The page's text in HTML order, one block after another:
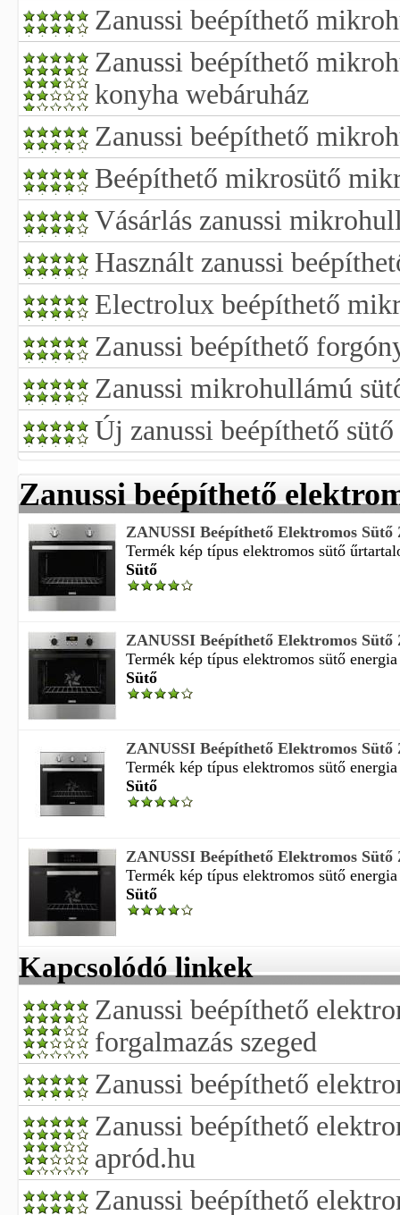
Zanussi beépíthető
Zanussi beépíthető
konyha webáruház
Zanussi beépíthető
Beépíthető mikrosütő
Vásárlás zanussi
Használt zanussi
Electrolux beépíthető
Zanussi beépíthető
Zanussi mikrohullámú
Új zanussi beépíthető
Zanussi beépíthető
ZANUSSI Beépíthető Elektromos Sütő
Termék kép típus elektromos sütő
Sütő
ZANUSSI Beépíthető Elektromos Sütő
Termék kép típus elektromos sütő
Sütő
ZANUSSI Beépíthető Elektromos Sütő
Termék kép típus elektromos sütő
Sütő
ZANUSSI Beépíthető Elektromos Sütő
Termék kép típus elektromos sütő
Sütő
Kapcsolódó linkek
Zanussi beépíthető
forgalmazás szeged
Zanussi beépíthető
Zanussi beépíthető
apród.hu
Zanussi beépíthető